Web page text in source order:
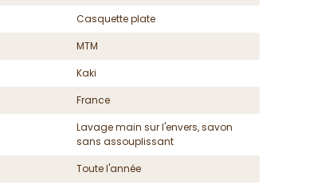
Casquette plate
MTM
Kaki
France
Lavage main sur l'envers, savon
sans assouplissant
Toute l'année